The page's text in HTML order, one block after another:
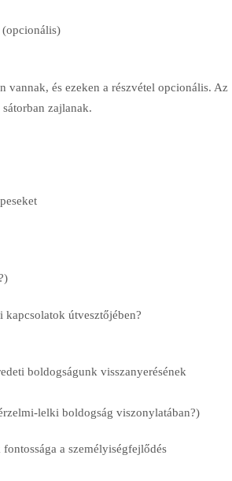
(opcionális)
vannak, és ezeken a részvétel opcionális. Az
zajlanak.
kapcsolatok útvesztőjében?
boldogságunk visszanyerésének
lelki boldogság viszonylatában?)
a személyiségfejlődés